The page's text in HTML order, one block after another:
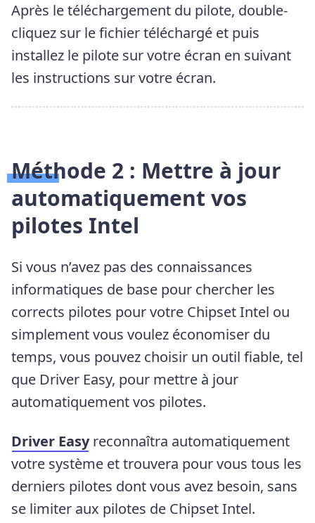
Après le téléchargement du pilote, double-
cliquez sur le fichier téléchargé et puis
installez le pilote sur votre écran en suivant
les instructions sur votre écran.
Méthode 2 : Mettre à jour
automatiquement vos
pilotes Intel
Si vous n’avez pas des connaissances
informatiques de base pour chercher les
corrects pilotes pour votre Chipset Intel ou
simplement vous voulez économiser du
temps, vous pouvez choisir un outil fiable, tel
que Driver Easy, pour mettre à jour
automatiquement vos pilotes.
Driver Easyreconnaîtra automatiquement
votre système et trouvera pour vous tous les
derniers pilotes dont vous avez besoin, sans
se limiter aux pilotes de Chipset Intel.